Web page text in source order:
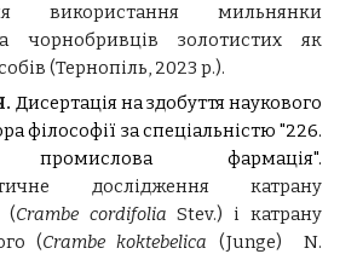
використання мильнянки
чорнобривців золотистих як
(Тернопіль, 2023 р.).
Дисертація на здобуття наукового
філософії за спеціальністю "226.
промислова фармація".
дослідження катрану
(Crambe cordifolia Stev.) і катрану
(Crambe koktebelica (Junge) N.